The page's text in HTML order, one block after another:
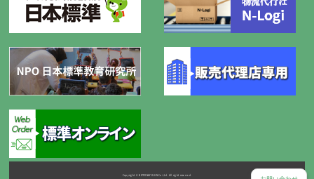
Copyright © NIPPONHYOJUN Co.Ltd. All right reserved.